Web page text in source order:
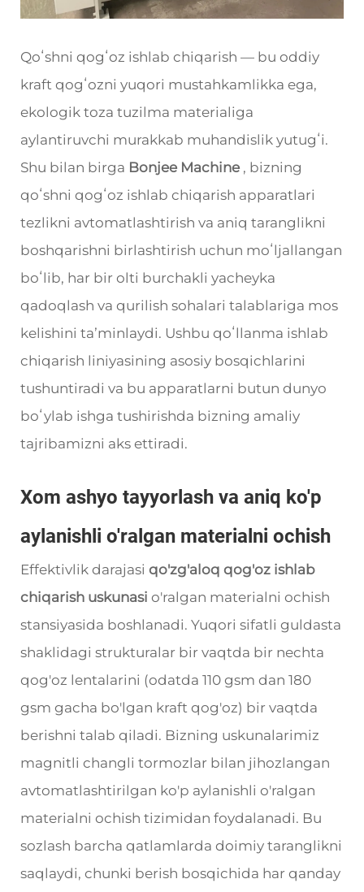
Qoʻshni qogʻoz ishlab chiqarish — bu oddiy
kraft qogʻozni yuqori mustahkamlikka ega,
ekologik toza tuzilma materialiga
aylantiruvchi murakkab muhandislik yutugʻi.
Shu bilan birga Bonjee Machine , bizning
qoʻshni qogʻoz ishlab chiqarish apparatlari
tezlikni avtomatlashtirish va aniq taranglikni
boshqarishni birlashtirish uchun moʻljallangan
boʻlib, har bir olti burchakli yacheyka
qadoqlash va qurilish sohalari talablariga mos
kelishini taʼminlaydi. Ushbu qoʻllanma ishlab
chiqarish liniyasining asosiy bosqichlarini
tushuntiradi va bu apparatlarni butun dunyo
boʻylab ishga tushirishda bizning amaliy
tajribamizni aks ettiradi.
Xom ashyo tayyorlash va aniq ko'p
aylanishli o'ralgan materialni ochish
Effektivlik darajasi qo'zg'aloq qog'oz ishlab
chiqarish uskunasi o'ralgan materialni ochish
stansiyasida boshlanadi. Yuqori sifatli guldasta
shaklidagi strukturalar bir vaqtda bir nechta
qog'oz lentalarini (odatda 110 gsm dan 180
gsm gacha bo'lgan kraft qog'oz) bir vaqtda
berishni talab qiladi. Bizning uskunalarimiz
magnitli changli tormozlar bilan jihozlangan
avtomatlashtirilgan ko'p aylanishli o'ralgan
materialni ochish tizimidan foydalanadi. Bu
sozlash barcha qatlamlarda doimiy taranglikni
saqlaydi, chunki berish bosqichida har qanday